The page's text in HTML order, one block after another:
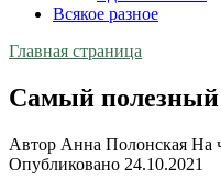
Всякое разное
Главная страница
Самый
Автор Анна Полонская На
Опубликовано 24.10.2021